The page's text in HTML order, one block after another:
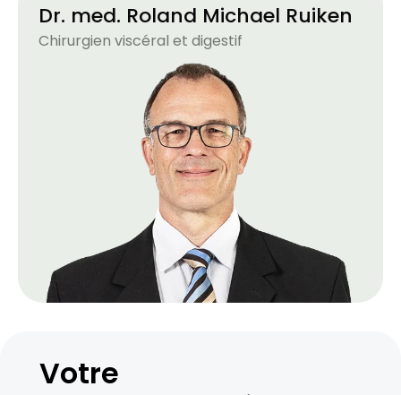
Dr. med. Roland Michael Ruiken
Chirurgien viscéral et digestif
Votre